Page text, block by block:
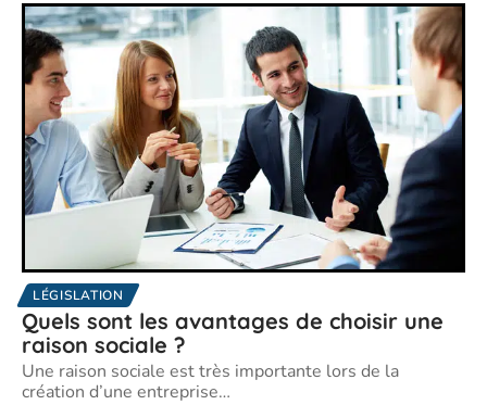
LÉGISLATION
Quels sont les avantages de choisir une
raison sociale ?
Une raison sociale est très importante lors de la
création d’une entreprise…